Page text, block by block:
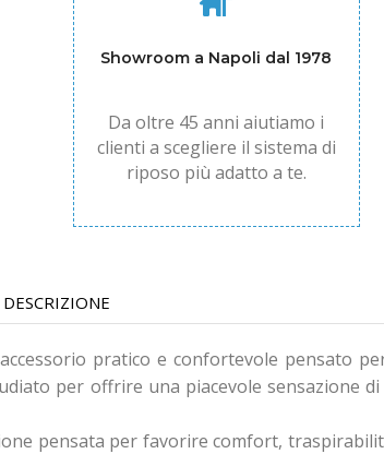
Showroom a Napoli dal 1978
Da oltre 45 anni aiutiamo i
clienti a scegliere il sistema di
riposo più adatto a te.
DESCRIZIONE
pratico e confortevole pensato
per offrire una piacevole sensazione
pensata per favorire comfort,